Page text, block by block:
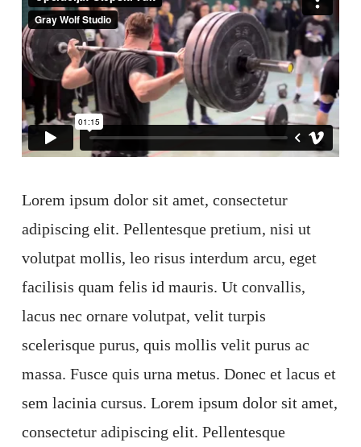
Lorem ipsum dolor sit amet, consectetur
adipiscing elit. Pellentesque pretium, nisi ut
volutpat mollis, leo risus interdum arcu, eget
facilisis quam felis id mauris. Ut convallis,
lacus nec ornare volutpat, velit turpis
scelerisque purus, quis mollis velit purus ac
massa. Fusce quis urna metus. Donec et lacus et
sem lacinia cursus. Lorem ipsum dolor sit amet,
consectetur adipiscing elit. Pellentesque